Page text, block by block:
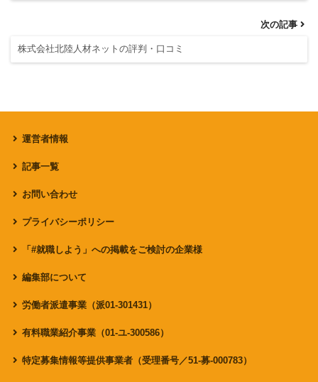
次の記事
株式会社北陸人材ネットの評判・口コミ
運営者情報
記事一覧
お問い合わせ
プライバシーポリシー
「#就職しよう」への掲載をご検討の企業様
編集部について
労働者派遣事業（派01-301431）
有料職業紹介事業（01-ユ-300586）
特定募集情報等提供事業者（受理番号／51-募-000783）